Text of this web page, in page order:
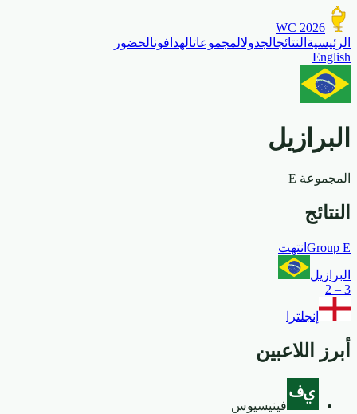
WC 2026
الرئيسية النتائجالجدولالمجموعاتالهدافونالحضور
English
البرازيل
المجموعة E
النتائج
Group E
انتهت
البرازيل
3
–
2
إنجلترا
أبرز اللاعبين
فينيسيوس